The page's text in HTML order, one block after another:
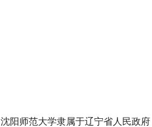
沈阳师范大学隶属于辽宁省人民政